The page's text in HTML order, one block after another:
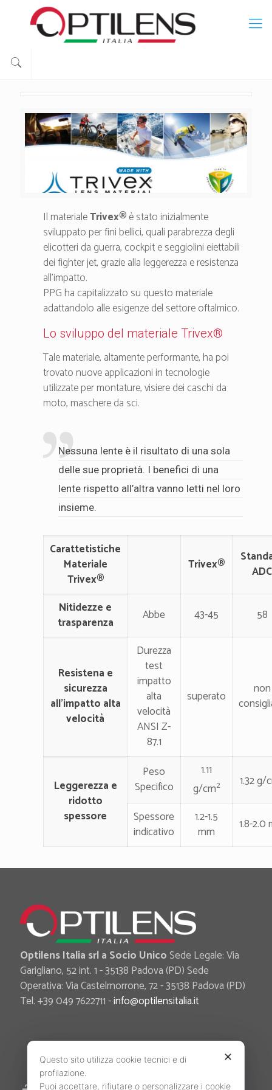
Il materialeTrivex®è stato inizialmente
sviluppato per fini bellici, quali parabrezza degli
elicotteri da guerra, cockpit e seggiolini eiettabili
dei fighter jet, grazie alla leggerezza e resistenza
all’impatto.
PPG ha capitalizzato su questo materiale
adattandolo alle esigenze del settore oftalmico.
Lo sviluppo del materiale Trivex®
Tale materiale, altamente performante, ha poi
trovato nuove applicazioni in tecnologie
utilizzate per montature, visiere dei caschi da
moto, maschere da sci.
Nessuna lente è il risultato di una sola
delle sue proprietà. I benefici di una
lente rispetto all’altra vanno letti nel loro
insieme.
Carattetistiche
Materiale
Trivex®
Trivex®
ADC
Nitidezze e
trasparenza
Abbe 43-45 58
Resistena e
sicurezza
all'impatto alta
velocità
Durezza
test
impatto
alta
velocità
ANSI Z-
87.1
superato
non
Leggerezza e
ridotto
spessore
Peso
Specifico
1.11
g/cm2 1.32 g/
Spessore
indicativo
1.2-1.5
mm
1.8-2.0
Optilens Italia srl a Socio UnicoSede Legale: Via
Garigliano, 52 int. 1 - 35138 Padova (PD) Sede
Operativa: Via Castelmorrone, 72 - 35138 Padova (PD)
Tel. +39 049 7622711 -info@optilensitalia.it
✕
Questo sito utilizza cookie tecnici e di
profilazione.
Puoi accettare, rifiutare o personalizzare i cookie